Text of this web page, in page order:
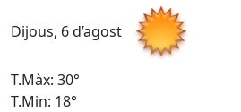
Dijous, 6 d’agost
T.Màx: 30°
T.Min: 18°